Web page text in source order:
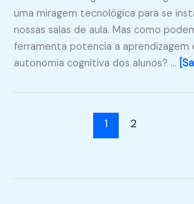
uma miragem tecnológica para se
nossas salas de aula. Mas como
ferramenta potencia a aprendizagem
autonomia cognitiva dos alunos? …
1 2